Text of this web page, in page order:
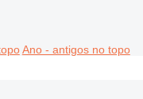
Ano - antigos no topo